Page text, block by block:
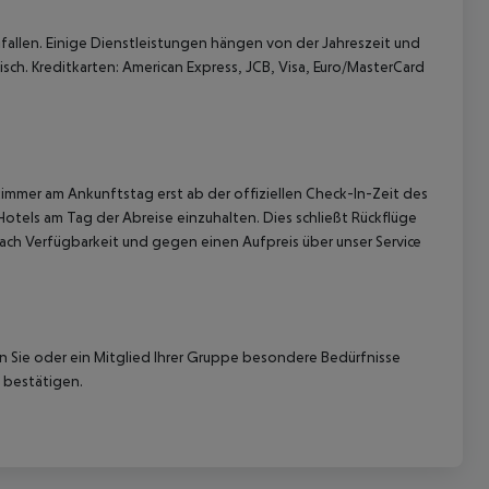
Einige Dienstleistungen hängen von der Jahreszeit und
Kreditkarten: American Express, JCB, Visa, Euro/MasterCard
am Ankunftstag erst ab der offiziellen Check-In-Zeit des
am Tag der Abreise einzuhalten. Dies schließt Rückflüge
Verfügbarkeit und gegen einen Aufpreis über unser Service
oder ein Mitglied Ihrer Gruppe besondere Bedürfnisse
bestätigen.
akzeptieren